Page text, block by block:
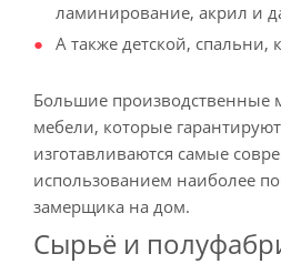
ламинирование, акрил и
А также детской, спальни,
Большие производственные
мебели, которые
изготавливаются самые
использованием наиболее
замерщика на дом.
Сырьё и